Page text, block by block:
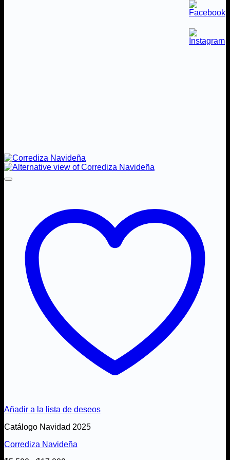
Añadir a la lista de deseos
Catálogo Navidad 2025
Corrediza Navideña